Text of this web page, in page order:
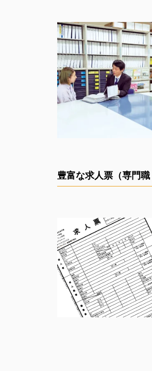
豊富な求人票（専門職